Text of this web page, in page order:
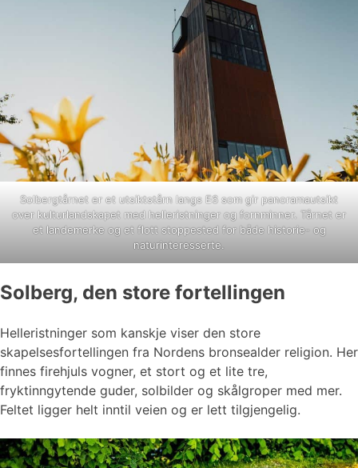
Solbergtårnet er et utsiktstårn langs E6 som gir panoramautsikt
over kulturlandskapet med helleristninger og fornminner. Tårnet er
et landemerke og et flott stoppested for både historie- og
naturinteresserte.
Solberg, den store fortellingen
Helleristninger som kanskje viser den store
skapelsesfortellingen fra Nordens bronsealder religion. Her
finnes firehjuls vogner, et stort og et lite tre,
fryktinngytende guder, solbilder og skålgroper med mer.
Feltet ligger helt inntil veien og er lett tilgjengelig.